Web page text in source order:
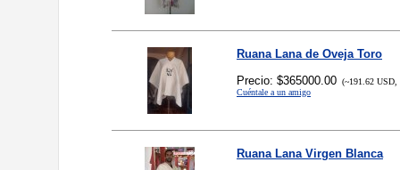
Ruana Lana de Oveja Toro
Precio: $365000.00 (~191.62 USD,
Cuéntale a un amigo
Ruana Lana Virgen Blanca